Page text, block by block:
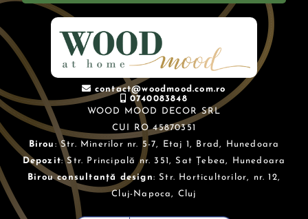
contact@woodmood.com.ro
0740083848
WOOD MOOD DECOR SRL
CUI RO 45870351
Birou : Str. Minerilor nr. 5-7, Etaj 1, Brad, Hunedoara
Depozit: Str. Principală nr. 351, Sat Țebea, Hunedoara
Birou consultanță design: Str. Horticultorilor, nr. 12,
Cluj-Napoca, Cluj